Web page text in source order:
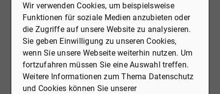
und individuell berät
Beste Marktübersicht dank umfassender
regionaler Expertise
Vertrauensvolle Zusammenarbeit und
transparente Prozesse
Wir verwenden Cookies, um beispielsweise
Funktionen für soziale Medien anzubieten oder
die Zugriffe auf unsere Website zu analysieren.
Sie geben Einwilligung zu unseren Cookies,
wenn Sie unsere Webseite weiterhin nutzen. Um
fortzufahren müssen Sie eine Auswahl treffen.
Weitere Informationen zum Thema Datenschutz
und Cookies können Sie unserer